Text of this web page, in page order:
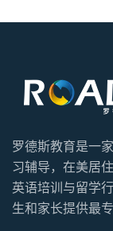
罗德斯教育是一
习辅导，在美居
英语培训与留学
生和家长提供最